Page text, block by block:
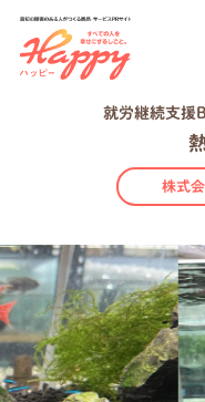
高知の障害
就労継続支援
株式